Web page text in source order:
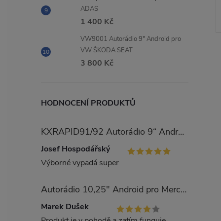
ADAS
1 400 Kč
VW9001 Autorádio 9" Android pro
VW ŠKODA SEAT
3 800 Kč
HODNOCENÍ PRODUKTŮ
KXRAPID91/92 Autorádio 9“ Android pro Škoda Rapid
Josef Hospodářský
Výborné vypadá super
Autorádio 10,25" Android pro Mercedes Benz třída E W212
Marek Dušek